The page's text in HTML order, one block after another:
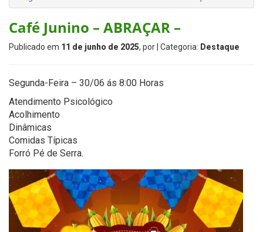
Café Junino – ABRAÇAR –
Publicado em 11 de junho de 2025, por | Categoria: Destaque
Segunda-Feira – 30/06 ás 8:00 Horas
Atendimento Psicológico
Acolhimento
Dinâmicas
Comidas Típicas
Forró Pé de Serra.